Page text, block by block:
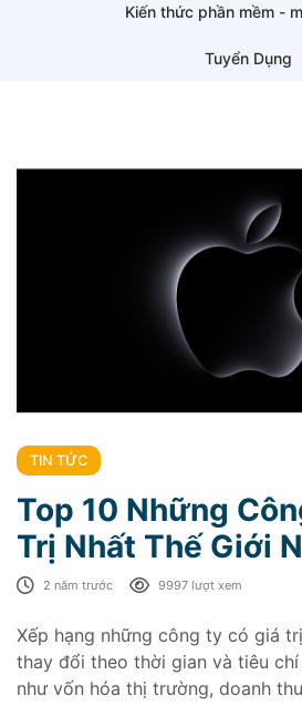
Kiến thức phần mềm -
Tuyển Dụng
TIN TỨC
Top 10 Những
Trị Nhất Thế Giới
2 năm trước 9997 lượt xem
Xếp hạng những công ty có giá
thay đổi theo thời gian và tiêu chí
như vốn hóa thị trường, doanh